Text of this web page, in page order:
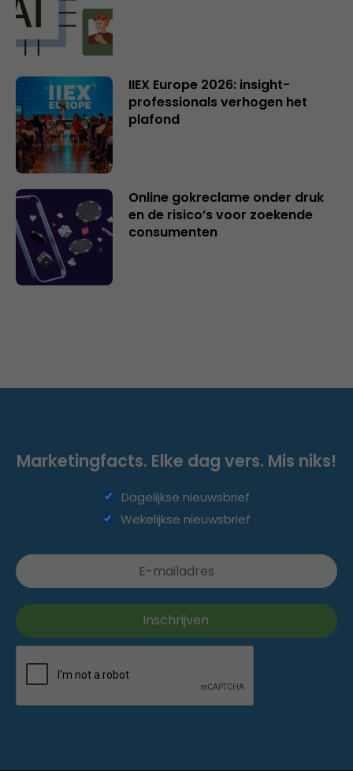
IIEX Europe 2026: insight-
professionals verhogen het
plafond
Online gokreclame onder druk
en de risico’s voor zoekende
consumenten
Marketingfacts. Elke dag vers. Mis niks!
Dagelijkse nieuwsbrief
Wekelijkse nieuwsbrief